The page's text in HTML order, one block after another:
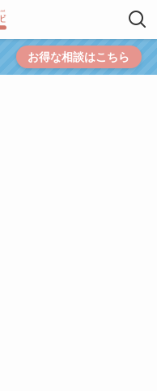
お得な相談はこちら